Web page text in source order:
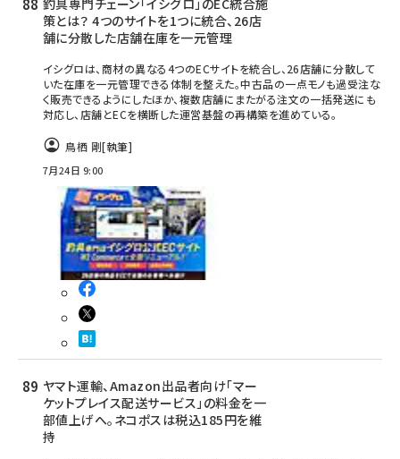
釣具専門チェーン「イシグロ」のEC統合施
策とは？ 4つのサイトを1つに統合、26店
舗に分散した店舗在庫を一元管理
イシグロは、商材の異なる4つのECサイトを統合し、26店舗に分散して
いた在庫を一元管理できる体制を整えた。中古品の一点モノも過受注な
く販売できるようにしたほか、複数店舗にまたがる注文の一括発送にも
対応し、店舗とECを横断した運営基盤の再構築を進めている。
鳥栖 剛[執筆]
7月24日 9:00
ヤマト運輸、Amazon出品者向け「マー
ケットプレイス配送サービス」の料金を一
部値上げへ。ネコポスは税込185円を維
持